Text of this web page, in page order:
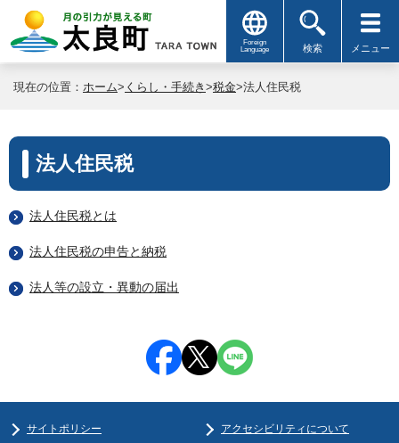
Foreign
Language
検索 メニュー
現在の位置： ホーム> くらし・手続き >税金>法人住民税
法人住民税
法人住民税とは
法人住民税の申告と納税
法人等の設立・異動の届出
サイトポリシー
アクセシビリティについて